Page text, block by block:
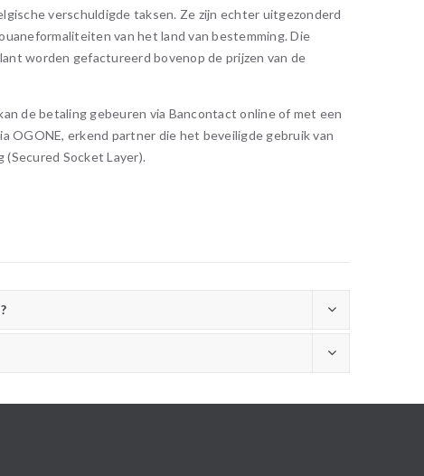
verschuldigde taksen. Ze zijn echter uitgezonderd
van het land van bestemming. Die
worden gefactureerd bovenop de prijzen van de
de betaling gebeuren via Bancontact online of met een
OGONE, erkend partner die het beveiligde gebruik van
Socket Layer).